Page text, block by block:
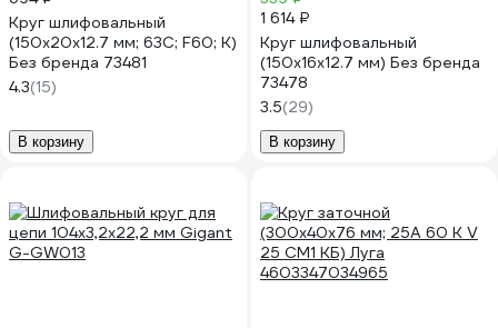
Круг шлифовальный
(150х20х12.7 мм; 63С; F60; K)
Без бренда 73481
4.3(15)
В корзину
1 614 ₽
Круг шлифовальный
(150х16х12.7 мм) Без бренда
73478
3.5(29)
В корзину